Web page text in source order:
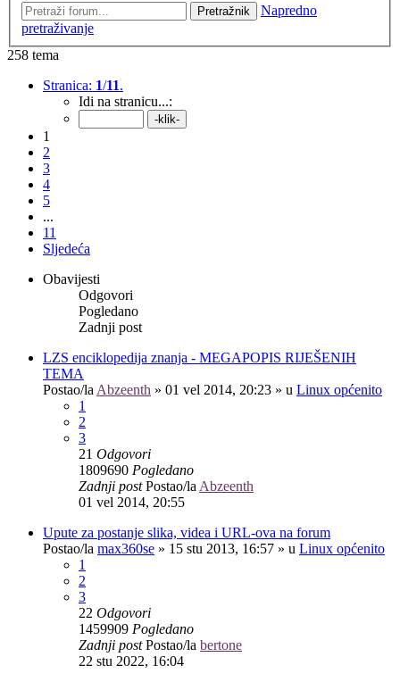
Pretražnik
Napredno
pretraživanje
258 tema
Stranica: 1/11.
Idi na stranicu...:
1
2
3
4
5
...
11
Sljedeća
Obavijesti
Odgovori
Pogledano
Zadnji post
LZS enciklopedija znanja - MEGAPOPIS RIJEŠENIH
TEMA
Postao/la Abzeenth » 01 vel 2014, 20:23 » u Linux općenito
1
2
3
21 Odgovori
1809690 Pogledano
Zadnji postPostao/la Abzeenth
01 vel 2014, 20:55
Upute za postanje slika, videa i URL-ova na forum
Postao/la max360se » 15 stu 2013, 16:57 » u Linux općenito
1
2
3
22 Odgovori
1459909 Pogledano
Zadnji postPostao/la bertone
22 stu 2022, 16:04